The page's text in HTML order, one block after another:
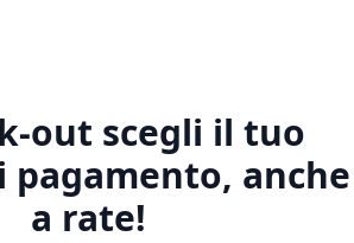
out scegli il tuo
pagamento, anche
a rate!